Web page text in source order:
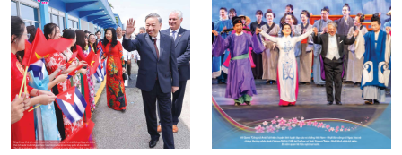
Video: Cơ hội giao lưu quốc tế cho học
sinh Việt Nam tại trại hè Artek
14:41|12/06/2026
[Video] Đối ngoại nhân dân Thủ đô
hướng tới kết nối hiệu quả nguồn lực